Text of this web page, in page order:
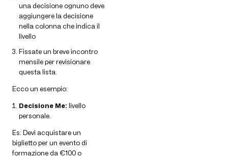
una decisione ognuno deve
aggiungere la decisione
nella colonna che indica il
livello
Fissate un breve incontro
mensile per revisionare
questa lista.
Ecco un esempio:
Decisione Me: livello
personale.
Es: Devi acquistare un
biglietto per un evento di
formazione da €100 o